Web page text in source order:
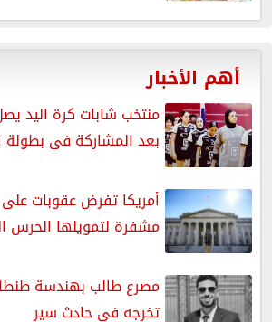
أهم الأخبار
منتخب شابات كرة اليد
بعد المشاركة فى بطولة
أمريكا تفرض عقوبات
مشفرة لتمويلها الحرس
مصرع طالب بهندسة
تخرجه في حادث سير